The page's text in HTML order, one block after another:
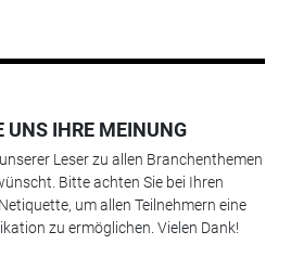
UNS IHRE MEINUNG
Leser zu allen Branchenthemen
Bitte achten Sie bei Ihren
um allen Teilnehmern eine
zu ermöglichen. Vielen Dank!